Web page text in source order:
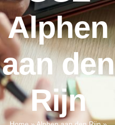
Alphen
aan den
Rijn